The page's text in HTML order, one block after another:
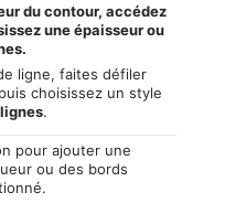
du contour, accédez
une épaisseur ou
.
ligne, faites défiler
choisissez un style
.
pour ajouter une
ou des bords